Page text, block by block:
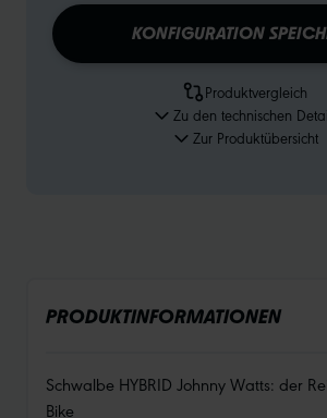
KONFIGURATION
Produktvergleich
Zu den technischen
Zur Produktübersicht
PRODUKTINFORMATIONEN
Schwalbe HYBRID Johnny Watts: der
Bike